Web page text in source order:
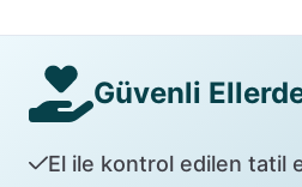
Güvenli
El ile kontrol edilen tatil